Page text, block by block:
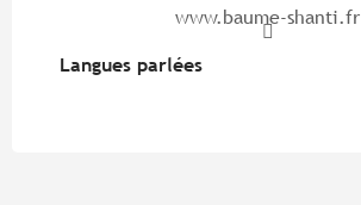
www.baume-shanti.fr
Langues parlées
Langues parlées